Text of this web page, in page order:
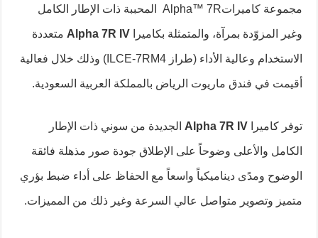
مجموعة كاميراتAlpha™ 7R المحببة ذات الإطار الكامل
وغير المزوّدة بمرآة، والمتمثلة بكاميرا Alpha 7R IV متعددة
الاستخدام وعالية الأداء (طراز ILCE-7RM4) وذلك خلال فعالية
أقيمت في فندق ماريوت الرياض بالمملكة العربية السعودية.
توفر كاميرا Alpha 7R IV الجديدة من سوني ذات الإطار
الكامل والأعلى وضوحاً على الإطلاق جودة صور مذهلة فائقة
الوضوح ومدًى ديناميكياً واسعاً مع الحفاظ على أداء ضبط بؤري
متميز وتصوير متواصل عالي السرعة وغير ذلك من المميزات.